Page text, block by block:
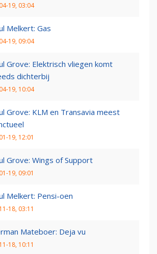
19, 03:04
Melkert: Gas
19, 09:04
Grove: Elektrisch vliegen komt
dichterbij
19, 10:04
Grove: KLM en Transavia meest
19, 12:01
Grove: Wings of Support
19, 09:01
Melkert: Pensi-oen
18, 03:11
Mateboer: Deja vu
18, 10:11